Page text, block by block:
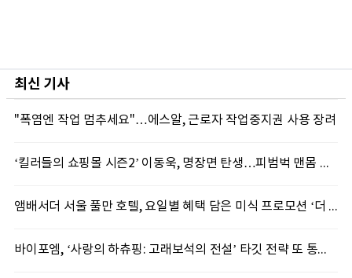
최신 기사
"폭염엔 작업 멈추세요"…에스알, 근로자 작업중지권 사용 장려
‘킬러들의 쇼핑몰 시즌2’ 이동욱, 명장면 탄생…피범벅 맨몸 액션 ‘감탄’
앰배서더 서울 풀만 호텔, 요일별 혜택 담은 미식 프로모션 ‘더 킹스 : 다이닝 프리빌리지즈’ 선봬
바이포엠, ‘사랑의 하츄핑: 고래보석의 전설’ 타깃 전략 또 통했다